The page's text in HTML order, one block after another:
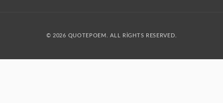
© 2026 QUOTEPOEM. ALL RIGHTS RESERVED.